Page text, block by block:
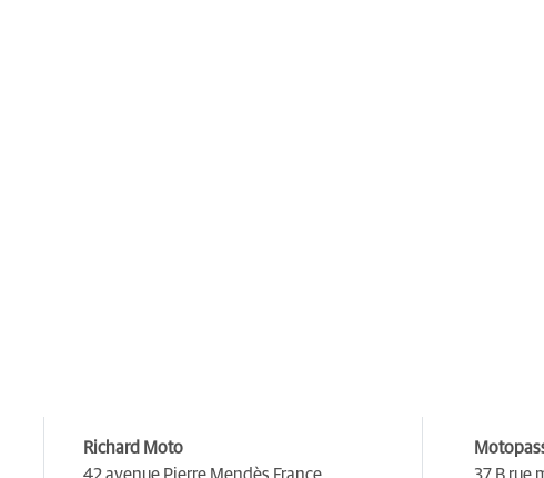
Richard Moto
42 avenue Pierre Mendès France,
37 B rue